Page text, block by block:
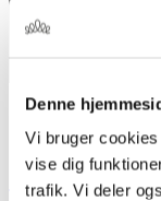
Denne
Vi bruger
vise dig
trafik. Vi deler